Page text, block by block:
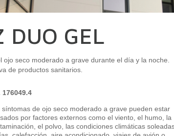
DUO GEL
seco moderado a grave durante el día y la noche.
de productos sanitarios.
176049.4
síntomas de ojo seco moderado a grave pueden estar
por factores externos como el viento, el humo, la
el polvo, las condiciones climáticas